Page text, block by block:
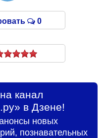
0
канал
в Дзене!
новых
познавательных